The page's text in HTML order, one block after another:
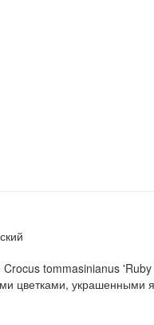
tommasinianus
цветками, украшенными